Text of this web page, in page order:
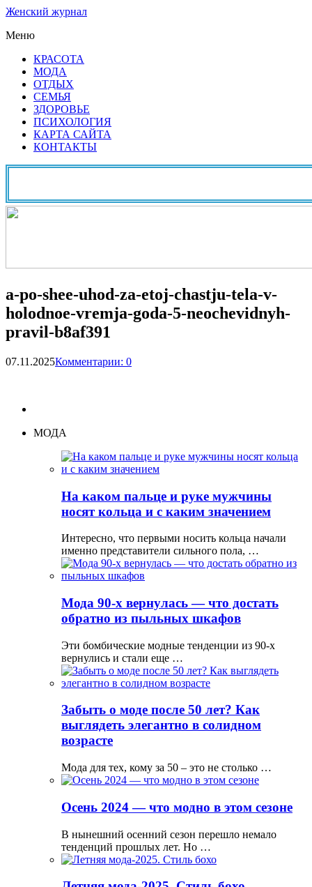
Женский журнал
Меню
КРАСОТА
МОДА
ОТДЫХ
СЕМЬЯ
ЗДОРОВЬЕ
ПСИХОЛОГИЯ
КАРТА САЙТА
КОНТАКТЫ
a-po-shee-uhod-za-etoj-chastju-tela-v-
holodnoe-vremja-goda-5-neochevidnyh-
pravil-b8af391
07.11.2025Комментарии: 0
МОДА
На каком пальце и руке мужчины
носят кольца и с каким значением
Интересно, что первыми носить кольца начали
именно представители сильного пола, …
Мода 90-х вернулась — что достать
обратно из пыльных шкафов
Эти бомбические модные тенденции из 90-х
вернулись и стали еще …
Забыть о моде после 50 лет? Как
выглядеть элегантно в солидном
возрасте
Мода для тех, кому за 50 – это не столько …
Осень 2024 — что модно в этом сезоне
В нынешний осенний сезон перешло немало
тенденций прошлых лет. Но …